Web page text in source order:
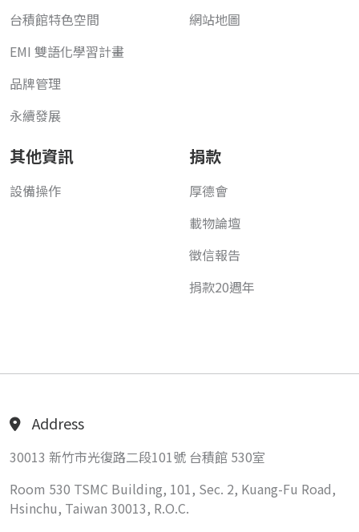
台積館特色空間
EMI 雙語化學習計畫
品牌管理
永續發展
網站地圖
其他資訊
設備操作
捐款
厚德會
載物論壇
徵信報告
捐款20週年
Address
30013 新竹市光復路二段101號 台積館 530室
Room 530 TSMC Building, 101, Sec. 2, Kuang-Fu Road,
Hsinchu, Taiwan 30013, R.O.C.